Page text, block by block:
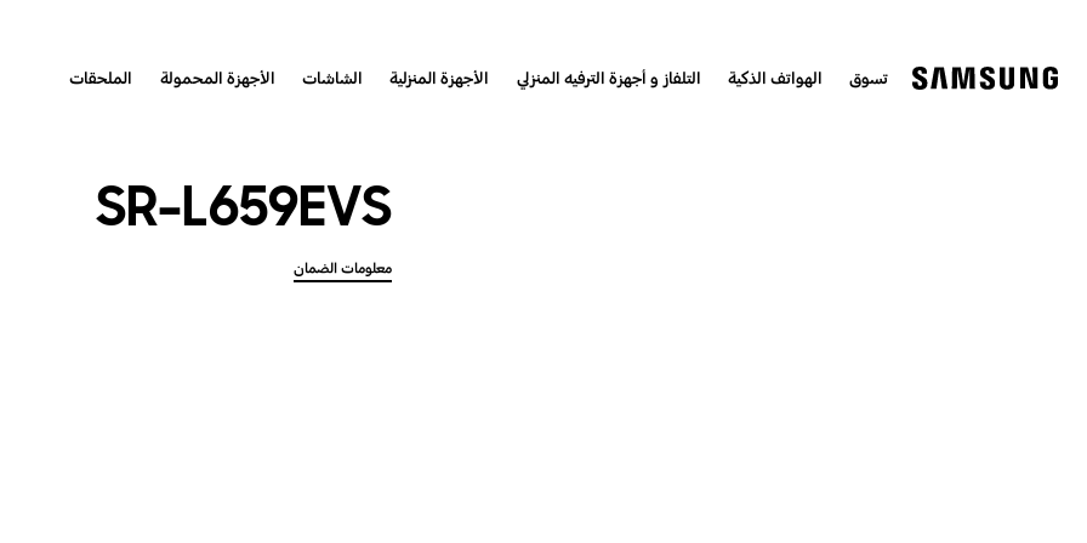
تسوق الهواتف الذكية التلفاز و أجهزة الترفيه المنزلي الأجهزة المنزلية الشاشات الأجهزة المحمولة الملحقات
SR-L659EVS
معلومات الضمان